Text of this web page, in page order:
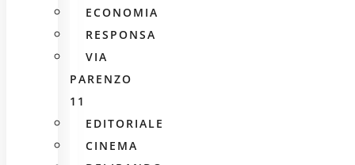
ECONOMIA
RESPONSA
VIA
PARENZO
11
EDITORIALE
CINEMA